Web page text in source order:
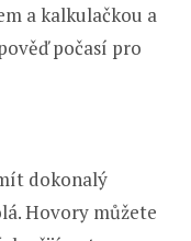
a kalkulačkou a
počasí pro
dokonalý
Hovory můžete